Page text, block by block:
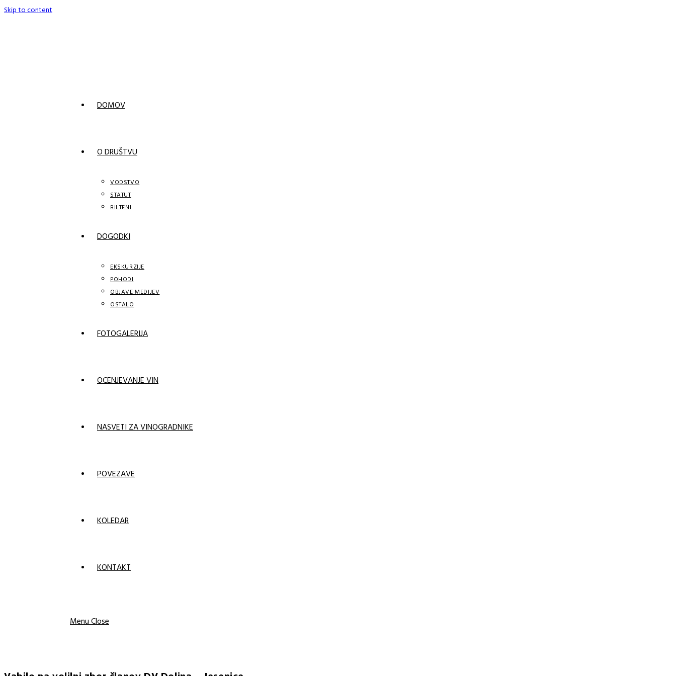
Skip to content
DOMOV
O DRUŠTVU
VODSTVO
STATUT
BILTENI
DOGODKI
EKSKURZIJE
POHODI
OBJAVE MEDIJEV
OSTALO
FOTOGALERIJA
OCENJEVANJE VIN
NASVETI ZA VINOGRADNIKE
POVEZAVE
KOLEDAR
KONTAKT
MenuClose